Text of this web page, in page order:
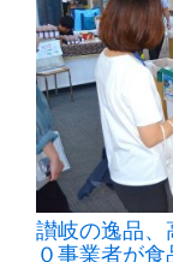
讃岐の逸品
０事業者が